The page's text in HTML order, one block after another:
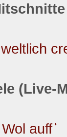
(Live-
auff